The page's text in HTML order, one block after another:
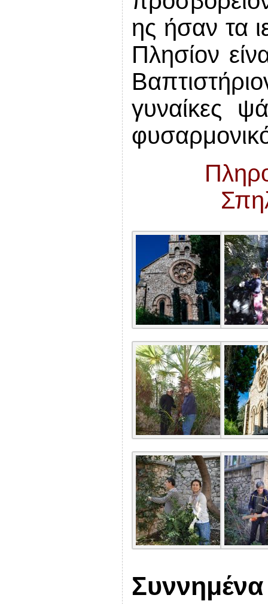
ης ήσαν τα
Πλησίον
γυναίκες
Συννημένα